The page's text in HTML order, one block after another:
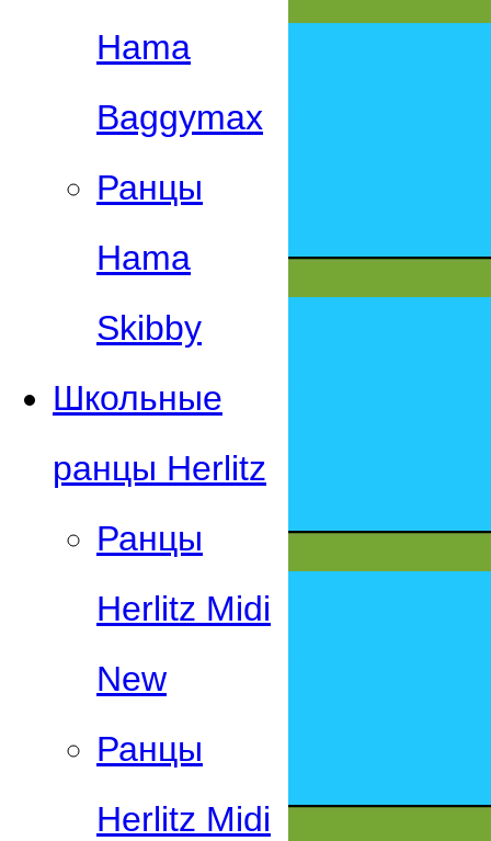
Hama
Baggymax
Ранцы
Hama
Skibby
Школьные
ранцы Herlitz
Ранцы
Herlitz Midi
New
Ранцы
Herlitz Midi